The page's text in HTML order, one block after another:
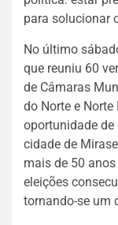
para solucionar
No último
que reuniu 60
de Câmaras
do Norte e
oportunidade de
cidade de
mais de 50
eleições
tornando-se um